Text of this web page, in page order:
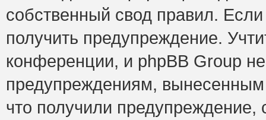
собственный свод правил.
получить предупреждение.
конференции, и phpBB Group
предупреждениям,
что получили предупреждение,